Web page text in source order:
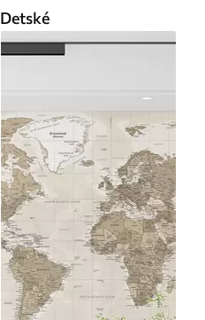
Detské